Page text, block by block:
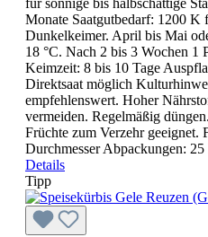
für sonnige bis halbschattige
Monate Saatgutbedarf: 1200 K
Dunkelkeimer. April bis Mai
18 °C. Nach 2 bis 3 Wochen 1
Keimzeit: 8 bis 10 Tage
Direktsaat möglich
empfehlenswert. Hoher
vermeiden. Regelmäßig
Früchte zum Verzehr geeignet.
Durchmesser Abpackungen:
Details
Tipp